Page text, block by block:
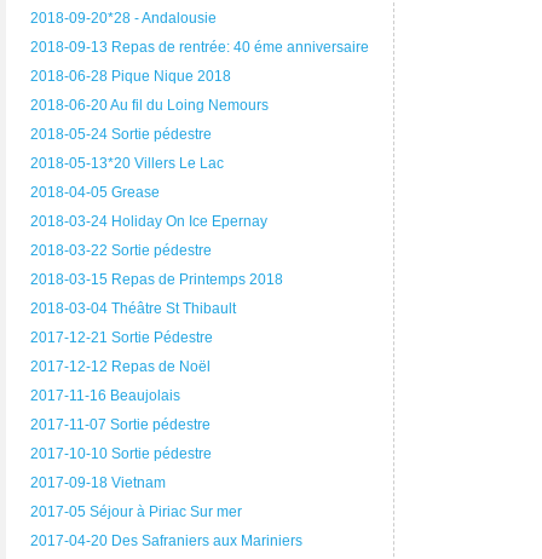
2018-09-20*28 - Andalousie
2018-09-13 Repas de rentrée: 40 éme anniversaire
2018-06-28 Pique Nique 2018
2018-06-20 Au fil du Loing Nemours
2018-05-24 Sortie pédestre
2018-05-13*20 Villers Le Lac
2018-04-05 Grease
2018-03-24 Holiday On Ice Epernay
2018-03-22 Sortie pédestre
2018-03-15 Repas de Printemps 2018
2018-03-04 Théâtre St Thibault
2017-12-21 Sortie Pédestre
2017-12-12 Repas de Noël
2017-11-16 Beaujolais
2017-11-07 Sortie pédestre
2017-10-10 Sortie pédestre
2017-09-18 Vietnam
2017-05 Séjour à Piriac Sur mer
2017-04-20 Des Safraniers aux Mariniers